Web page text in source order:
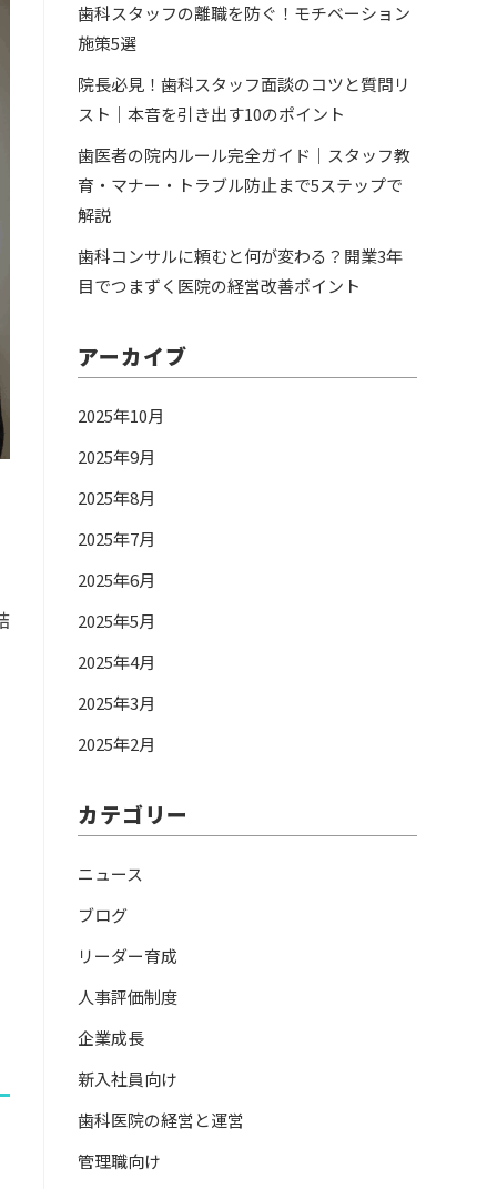
歯科スタッフの離職を防ぐ！モチベーション
施策5選
院長必見！歯科スタッフ面談のコツと質問リ
スト｜本音を引き出す10のポイント
歯医者の院内ルール完全ガイド｜スタッフ教
育・マナー・トラブル防止まで5ステップで
解説
歯科コンサルに頼むと何が変わる？開業3年
目でつまずく医院の経営改善ポイント
アーカイブ
2025年10月
2025年9月
2025年8月
2025年7月
2025年6月
2025年5月
2025年4月
2025年3月
2025年2月
カテゴリー
ニュース
ブログ
リーダー育成
人事評価制度
企業成長
新入社員向け
歯科医院の経営と運営
管理職向け